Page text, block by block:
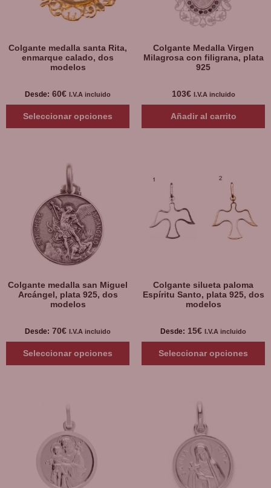
Colgante medalla santa Rita,
enmarque calado, dos
modelos
Desde: 60€ I.V.A incluido
Seleccionar opciones
Colgante Medalla Virgen
Milagrosa con filigrana, plata
925
103€ I.V.A incluido
Añadir al carrito
Colgante medalla san Miguel
Arcángel, plata 925, dos
modelos
Desde: 70€ I.V.A incluido
Seleccionar opciones
Colgante silueta paloma
Espíritu Santo, plata 925, dos
modelos
Desde: 15€ I.V.A incluido
Seleccionar opciones